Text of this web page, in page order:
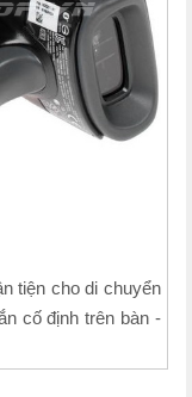
tiện cho di chuyển
cố định trên bàn -